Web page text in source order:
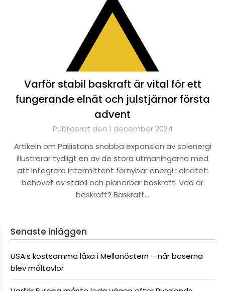
Varför stabil baskraft är vital för ett
fungerande elnät och julstjärnor första
advent
Publicerat den 1 december 2024
Artikeln om Pakistans snabba expansion av solenergi
illustrerar tydligt en av de stora utmaningarna med
att integrera intermittent förnybar energi i elnätet:
behovet av stabil och planerbar baskraft. Vad är
baskraft? Baskraft…
Senaste inläggen
USA:s kostsamma läxa i Mellanöstern – när baserna
blev måltavlor